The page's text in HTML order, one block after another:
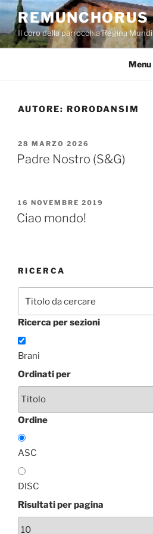
Salta
contenuto
REMUNCHORUS
Il coro della parrocchia Regina Mundi
Menu
AUTORE: RORODANSIM
PUBBLICATO
IL
28 MARZO 2026
Padre Nostro (S&G)
PUBBLICATO
IL
16 NOVEMBRE 2019
Ciao mondo!
RICERCA
Ricerca per sezioni
Brani
Ordinati per
Ordine
ASC
DISC
Risultati per pagina